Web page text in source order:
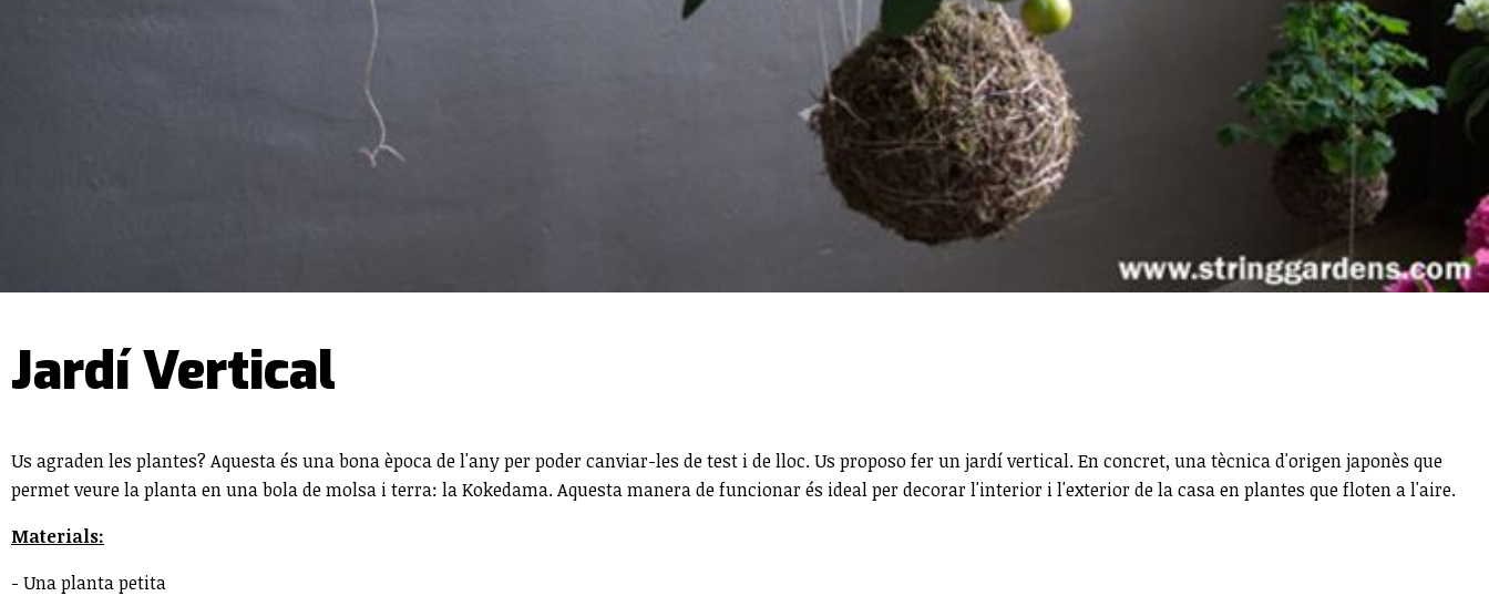
Jardí Vertical
Us agraden les plantes? Aquesta és una bona època de l'any per poder canviar-les de test i de lloc. Us proposo fer un jardí vertical. En concret, una tècnica d'origen japonès que
permet veure la planta en una bola de molsa i terra: la Kokedama. Aquesta manera de funcionar és ideal per decorar l'interior i l'exterior de la casa en plantes que floten a l'aire.
Materials:
- Una planta petita